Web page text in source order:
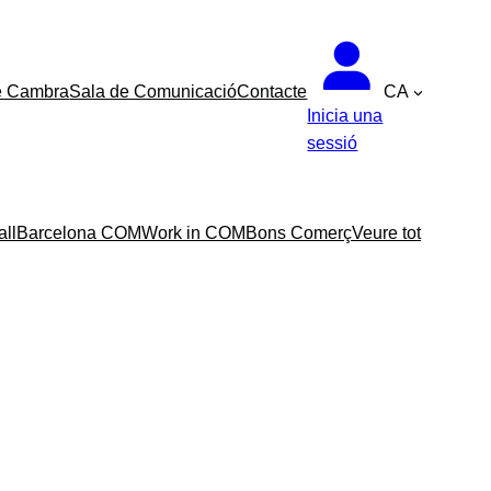
CambraSala de ComunicacióContacte
Inicia una
sessió
CA
Barcelona COMWork in COM Bons ComerçVeure tot